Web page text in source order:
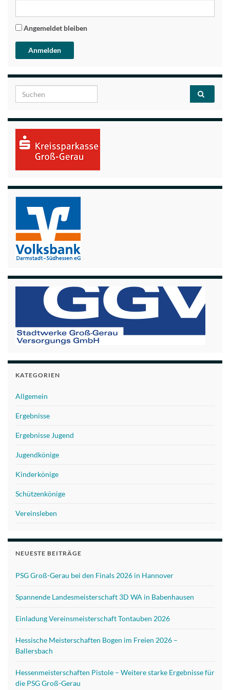
Angemeldet bleiben
Search for:
KATEGORIEN
Allgemein
Ergebnisse
Ergebnisse Jugend
Jugendkönige
Kinderkönige
Schützenkönige
Vereinsleben
NEUESTE BEITRÄGE
PSG Groß-Gerau bei den Finals 2026 in Hannover
Spannende Landesmeisterschaft 3D WA in Babenhausen
Einladung Vereinsmeisterschaft Tontauben 2026
Hessische Meisterschaften Bogen im Freien 2026 –
Ballersbach
Hessenmeisterschaften Pistole – Weitere starke Ergebnisse für
die PSG Groß-Gerau